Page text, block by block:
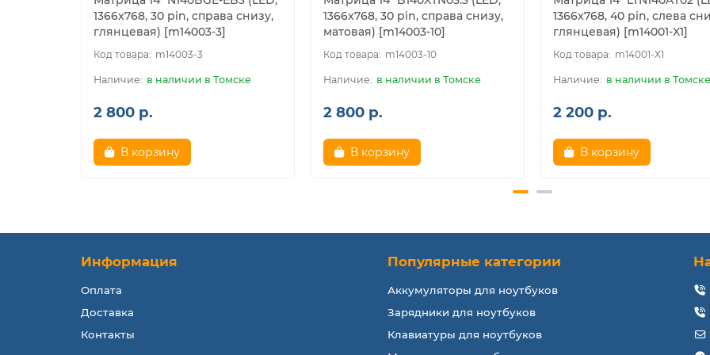
1366x768, 30 pin, справа снизу,
глянцевая) [m14003-3]
m14003-3
в наличии в Томске
2 800 р.
В корзину
1366x768, 30 pin, справа снизу,
матовая) [m14003-10]
m14003-10
в наличии в Томске
2 800 р.
В корзину
1366x768, 40 pin, слева
глянцевая) [m14001-X1]
m14001-X1
в наличии в Томске
2 200 р.
В корзину
Информация
Оплата
Доставка
Контакты
Популярные категории
Аккумуляторы для ноутбуков
Зарядники для ноутбуков
Клавиатуры для ноутбуков